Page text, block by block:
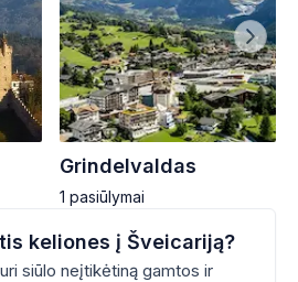
Grindelvaldas
1 pasiūlymai
keliones į Šveicariją?
siūlo neįtikėtiną gamtos ir